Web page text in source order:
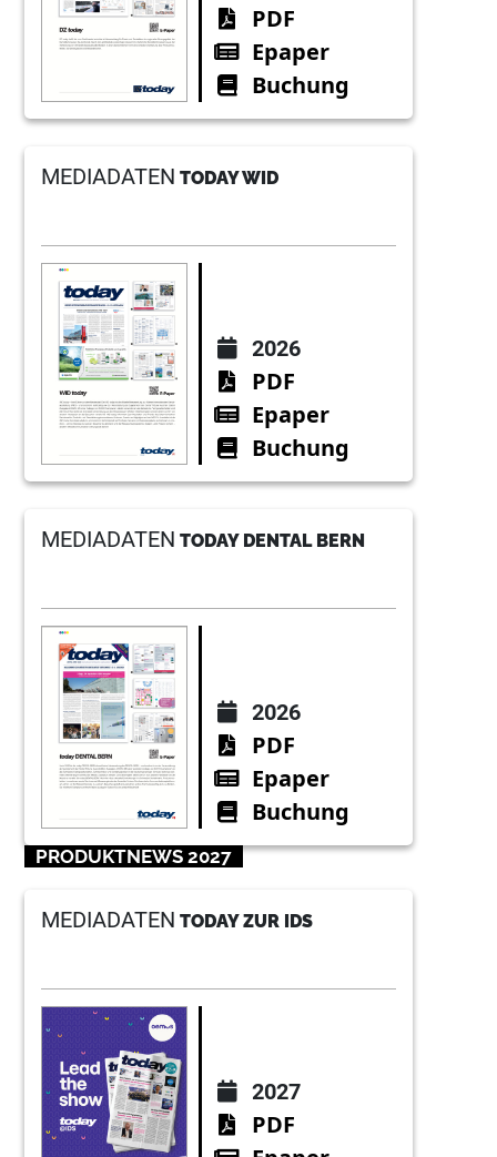
PDF
Epaper
Buchung
MEDIADATEN TODAY WID
2026
PDF
Epaper
Buchung
MEDIADATEN TODAY DENTAL BERN
2026
PDF
Epaper
Buchung
PRODUKTNEWS 2027
MEDIADATEN TODAY ZUR IDS
2027
PDF